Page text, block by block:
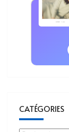
CATÉGORIES